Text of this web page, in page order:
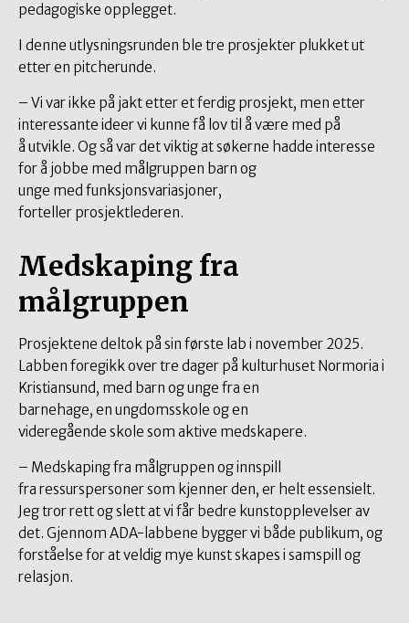
pedagogiske opplegget.
I denne utlysningsrunden ble tre prosjekter plukket ut
etter en pitcherunde.
– Vi var ikke på jakt etter et ferdig prosjekt, men etter
interessante ideer vi kunne få lov til å være med på
å utvikle. Og så var det viktig at søkerne hadde interesse
for å jobbe med målgruppen barn og
unge med funksjonsvariasjoner,
forteller prosjektlederen.
Medskaping fra
målgruppen
Prosjektene deltok på sin første lab i november 2025.
Labben foregikk over tre dager på kulturhuset Normoria i
Kristiansund, med barn og unge fra en
barnehage, en ungdomsskole og en
videregående skole som aktive medskapere.
– Medskaping fra målgruppen og innspill
fra ressurspersoner som kjenner den, er helt essensielt.
Jeg tror rett og slett at vi får bedre kunstopplevelser av
det. Gjennom ADA-labbene bygger vi både publikum, og
forståelse for at veldig mye kunst skapes i samspill og
relasjon.